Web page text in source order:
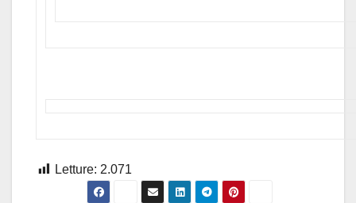
Letture: 2.071